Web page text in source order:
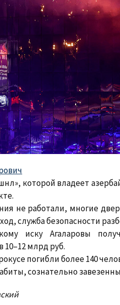
которой владеет
не работали, многие
служба безопасности
иску Агаларовы
10–12 млрд руб.
погибли более 140
сознательно